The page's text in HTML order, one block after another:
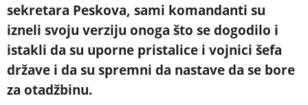
sekretara Peskova, sami komandanti su
izneli svoju verziju onoga što se dogodilo i
istakli da su uporne pristalice i vojnici šefa
države i da su spremni da nastave da se bore
za otadžbinu.